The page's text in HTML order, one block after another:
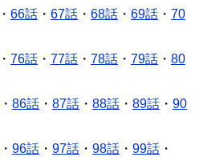
・ 66話 ・ 67話 ・ 68話 ・ 69話 ・ 70
・ 76話 ・ 77話 ・ 78話 ・ 79話 ・ 80
・ 86話 ・ 87話 ・ 88話 ・ 89話 ・ 90
・ 96話 ・ 97話 ・ 98話 ・ 99話 ・